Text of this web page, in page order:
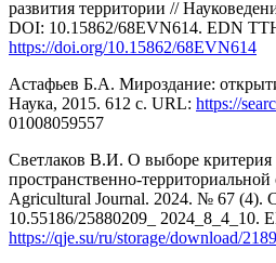
развития территории //
DOI: 10.15862/68EVN614. EDN
https://doi.org/10.15862/68EVN614
Астафьев Б.А. Мироздание:
Наука, 2015. 612 с. URL: https://
01008059557
Светлаков В.И. О выборе критерия
пространственно-
Agricultural Journal. 2024. № 67 (4).
10.55186/25880209_ 2024_8_4_10.
https://qje.su/ru/storage/download/